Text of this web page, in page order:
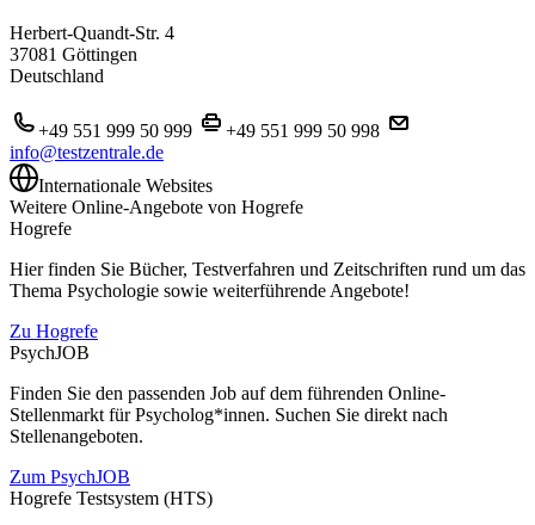
Herbert-Quandt-Str. 4
37081 Göttingen
Deutschland
+49 551 999 50 999
+49 551 999 50 998
info@testzentrale.de
Internationale Websites
Weitere Online-Angebote von Hogrefe
Hogrefe
Hier finden Sie Bücher, Testverfahren und Zeitschriften rund um das
Thema Psychologie sowie weiterführende Angebote!
Zu Hogrefe
PsychJOB
Finden Sie den passenden Job auf dem führenden Online-
Stellenmarkt für Psycholog*innen. Suchen Sie direkt nach
Stellenangeboten.
Zum PsychJOB
Hogrefe Testsystem (HTS)